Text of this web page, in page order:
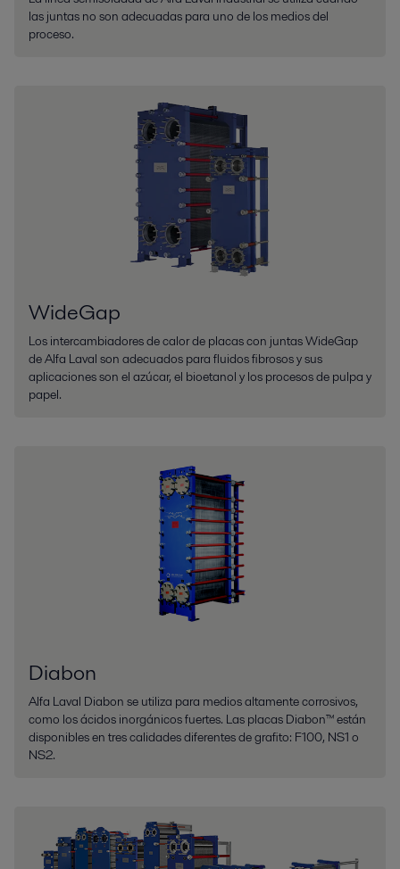
las juntas no son adecuadas para uno de los medios del
proceso.
WideGap
Los intercambiadores de calor de placas con juntas WideGap
de Alfa Laval son adecuados para fluidos fibrosos y sus
aplicaciones son el azúcar, el bioetanol y los procesos de pulpa y
papel.
Diabon
Alfa Laval Diabon se utiliza para medios altamente corrosivos,
como los ácidos inorgánicos fuertes. Las placas Diabon™ están
disponibles en tres calidades diferentes de grafito: F100, NS1 o
NS2.